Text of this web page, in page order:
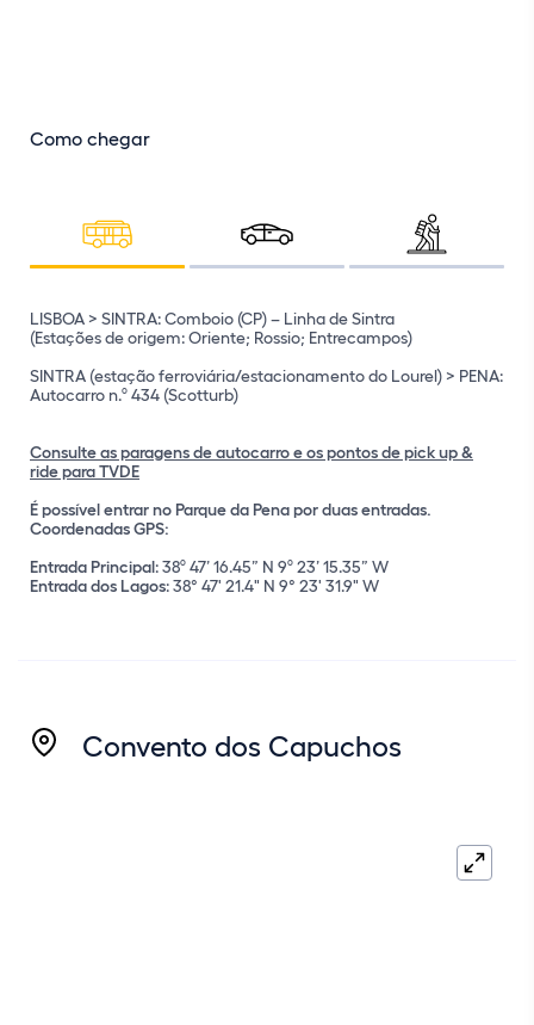
Como chegar
LISBOA > SINTRA: Comboio (CP) – Linha de Sintra
(Estações de origem: Oriente; Rossio; Entrecampos)
SINTRA (estação ferroviária/estacionamento do Lourel) > PENA:
Autocarro n.º 434 (Scotturb)
Consulte as paragens de autocarro e os pontos de pick up &
ride para TVDE
É possível entrar no Parque da Pena por duas entradas.
Coordenadas GPS:
Entrada Principal: 38º 47’ 16.45” N 9º 23’ 15.35” W
Entrada dos Lagos: 38° 47' 21.4" N 9° 23' 31.9" W
IC19 (desde Lisboa)
EN9 (desde Cascais, pela A5)
Consulte as paragens de autocarro e os pontos de pick up &
ride para TVDE
Convento dos Capuchos